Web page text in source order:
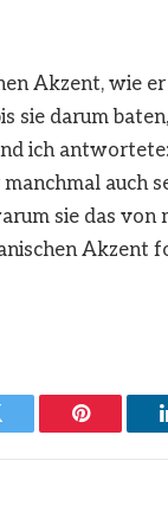
Akzent, wie
sie darum
ich
auch
sie das von
Akzent
Pinterest